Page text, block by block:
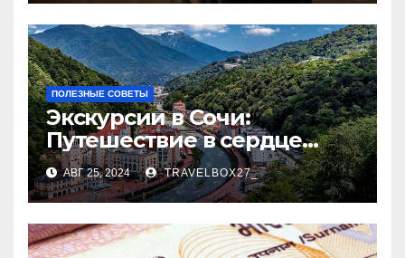
ПОЛЕЗНЫЕ СОВЕТЫ
Экскурсии в Сочи:
Путешествие в сердце
Черноморского курорта
АВГ 25, 2024 TRAVELBOX27_